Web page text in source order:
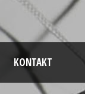
KONTAKT